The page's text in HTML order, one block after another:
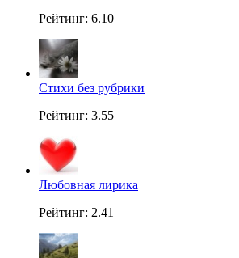
Рейтинг: 6.10
Стихи без рубрики
Рейтинг: 3.55
Любовная лирика
Рейтинг: 2.41